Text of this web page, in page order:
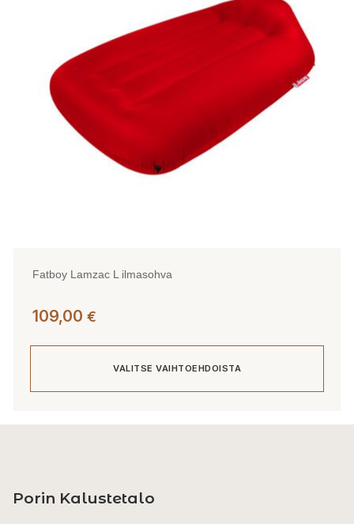
Fatboy Lamzac L ilmasohva
109,00 €
VALITSE VAIHTOEHDOISTA
muunnelma.
Porin Kalustetalo